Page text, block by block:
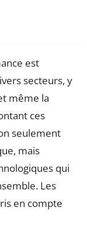
est
secteurs, y
même la
ces
seulement
mais
qui
Les
en compte